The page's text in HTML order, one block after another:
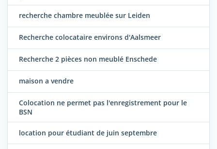
recherche chambre meublée sur Leiden
Recherche colocataire environs d'Aalsmeer
Recherche 2 pièces non meublé Enschede
maison a vendre
Colocation ne permet pas l'enregistrement pour le
BSN
location pour étudiant de juin septembre